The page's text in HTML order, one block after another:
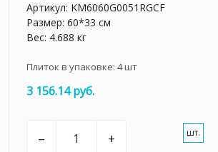
Артикул: KM6060G0051RGCF
Размер: 60*33 см
Вес: 4.688 кг
Плиток в упаковке: 4шт
3 156.14 руб.
– + шт.